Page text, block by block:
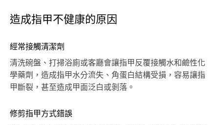
造成指甲不健康的原因
經常接觸清潔劑
清洗碗盤、打掃浴廁或客廳會讓指甲反覆接觸水和鹼性化
學藥劑，造成指甲水分流失、角蛋白結構受損，容易讓指
甲斷裂，甚至造成甲面泛白或剝落。
修剪指甲方式錯誤